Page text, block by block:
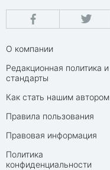
О компании
Редакционная политика и
стандарты
Как стать нашим автором
Правила пользования
Правовая информация
Политика
конфиденциальности